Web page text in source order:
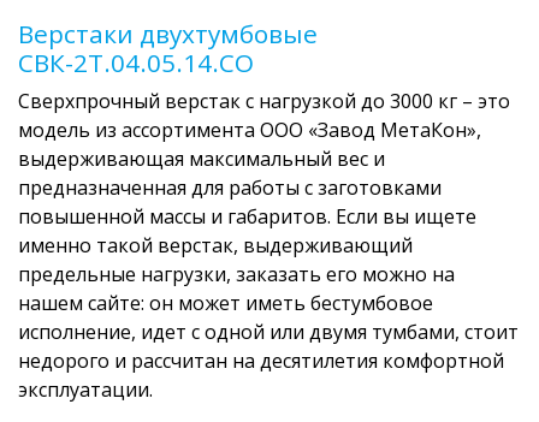
Верстаки двухтумбовые
СВК-2Т.04.05.14.СО
Сверхпрочный верстак с нагрузкой до 3000 кг – это
модель из ассортимента ООО «Завод МетаКон»,
выдерживающая максимальный вес и
предназначенная для работы с заготовками
повышенной массы и габаритов. Если вы ищете
именно такой верстак, выдерживающий
предельные нагрузки, заказать его можно на
нашем сайте: он может иметь бестумбовое
исполнение, идет с одной или двумя тумбами, стоит
недорого и рассчитан на десятилетия комфортной
эксплуатации.